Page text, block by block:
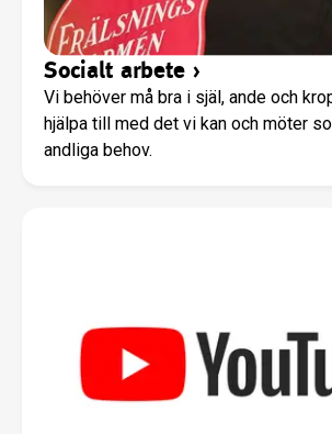
Socialt arbete ›
Vi behöver må bra i själ, ande och
hjälpa till med det vi kan och möter
andliga behov.